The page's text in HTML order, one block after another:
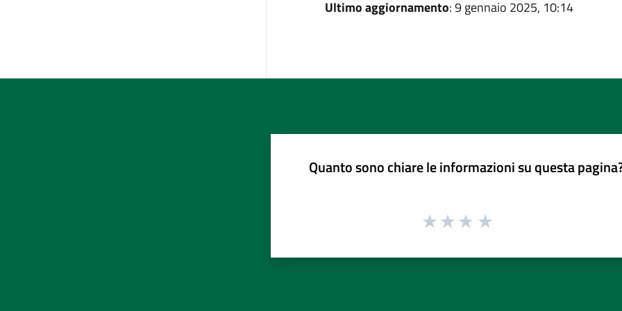
Ultimo aggiornamento: 9 gennaio 2025, 10:14
Quanto sono chiare le informazioni su questa